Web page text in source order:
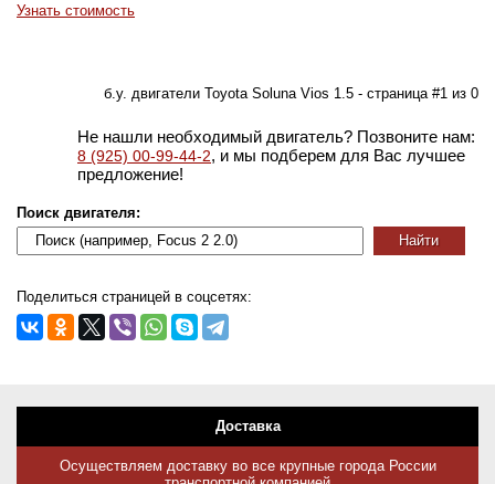
Узнать стоимость
б.у. двигатели Toyota Soluna Vios 1.5 - страница #1 из 0
Не нашли необходимый двигатель? Позвоните нам:
8 (925) 00-99-44-2, и мы подберем для Вас лучшее
предложение!
Поиск двигателя:
Поделиться страницей в соцсетях:
Доставка
Осуществляем доставку во все крупные города России